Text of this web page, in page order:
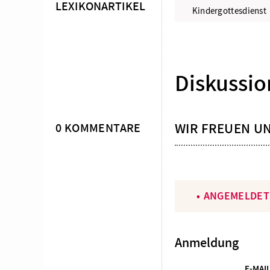
LEXIKONARTIKEL Kindergottesdienst
0 KOMMENTARE WIR FREUEN
Anmeldung